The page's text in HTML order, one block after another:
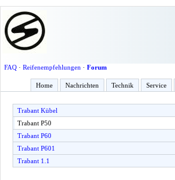
FAQ· Reifenempfehlungen · Forum
Home Nachrichten Technik Service
Trabant Kübel
Trabant P50
Trabant P60
Trabant P601
Trabant 1.1